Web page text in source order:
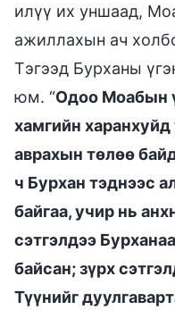
илүү их уншаад,
ажиллахын ач
Тэгээд Бурханы
юм. “Одоо Моабын
хамгийн
аврахын төлөө
ч Бурхан тэднээс
байгаа, учир нь
сэтгэлдээ
байсан; зүрх
Түүнийг